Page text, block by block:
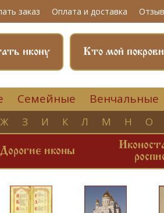
заказ Оплата и доставка
Кто мой
икону
Семейные Венчальные
Ж З И К Л М Н О
Дорогие иконы